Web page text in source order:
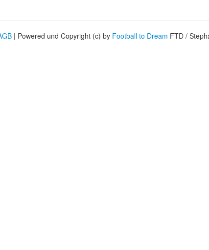
| Powered und Copyright (c) by Football to Dream FTD /